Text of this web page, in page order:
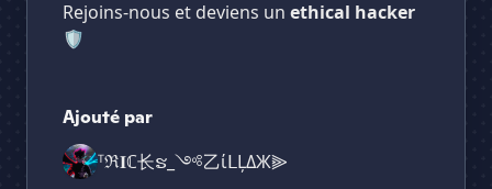
Rejoins-nous et deviens un ethical hacker
🛡️
Ajouté par
ᵀℜ𝐈ℂ长ຮ_༺乙ίᒪĻΔЖ⫸